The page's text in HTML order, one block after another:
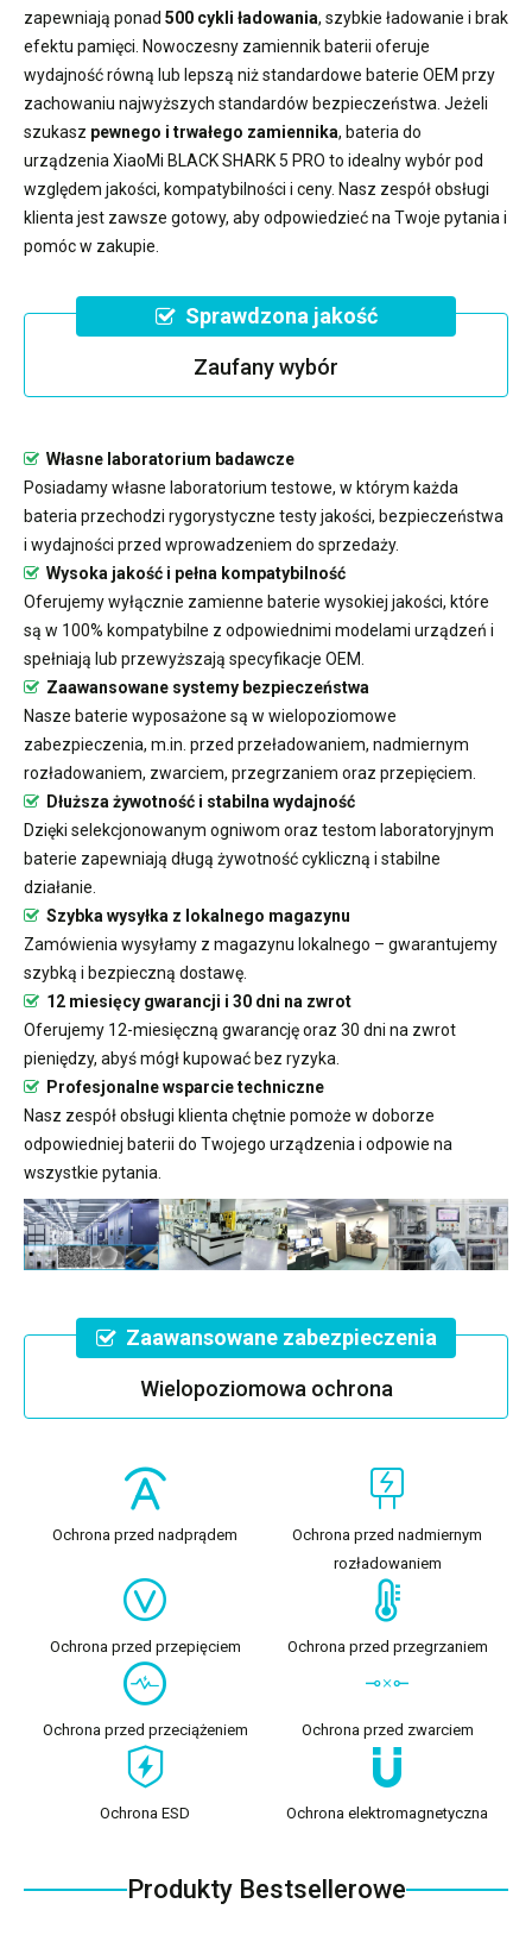
zapewniają ponad 500 cykli ładowania, szybkie ładowanie i brak
efektu pamięci. Nowoczesny zamiennik baterii oferuje
wydajność równą lub lepszą niż standardowe baterie OEM przy
zachowaniu najwyższych standardów bezpieczeństwa. Jeżeli
szukasz pewnego i trwałego zamiennika, bateria do
urządzenia XiaoMi BLACK SHARK 5 PRO to idealny wybór pod
względem jakości, kompatybilności i ceny. Nasz zespół obsługi
klienta jest zawsze gotowy, aby odpowiedzieć na Twoje pytania i
pomóc w zakupie.
Sprawdzona jakość
Zaufany wybór
Własne laboratorium badawcze
Posiadamy własne laboratorium testowe, w którym każda
bateria przechodzi rygorystyczne testy jakości, bezpieczeństwa
i wydajności przed wprowadzeniem do sprzedaży.
Wysoka jakość i pełna kompatybilność
Oferujemy wyłącznie zamienne baterie wysokiej jakości, które
są w 100% kompatybilne z odpowiednimi modelami urządzeń i
spełniają lub przewyższają specyfikacje OEM.
Zaawansowane systemy bezpieczeństwa
Nasze baterie wyposażone są w wielopoziomowe
zabezpieczenia, m.in. przed przeładowaniem, nadmiernym
rozładowaniem, zwarciem, przegrzaniem oraz przepięciem.
Dłuższa żywotność i stabilna wydajność
Dzięki selekcjonowanym ogniwom oraz testom laboratoryjnym
baterie zapewniają długą żywotność cykliczną i stabilne
działanie.
Szybka wysyłka z lokalnego magazynu
Zamówienia wysyłamy z magazynu lokalnego – gwarantujemy
szybką i bezpieczną dostawę.
12 miesięcy gwarancji i 30 dni na zwrot
Oferujemy 12-miesięczną gwarancję oraz 30 dni na zwrot
pieniędzy, abyś mógł kupować bez ryzyka.
Profesjonalne wsparcie techniczne
Nasz zespół obsługi klienta chętnie pomoże w doborze
odpowiedniej baterii do Twojego urządzenia i odpowie na
wszystkie pytania.
Zaawansowane zabezpieczenia
Wielopoziomowa ochrona
Ochrona przed nadprądem
Ochrona przed nadmiernym
rozładowaniem
Ochrona przed przepięciem Ochrona przed przegrzaniem
Ochrona przed przeciążeniem Ochrona przed zwarciem
Ochrona ESD Ochrona elektromagnetyczna
Produkty Bestsellerowe